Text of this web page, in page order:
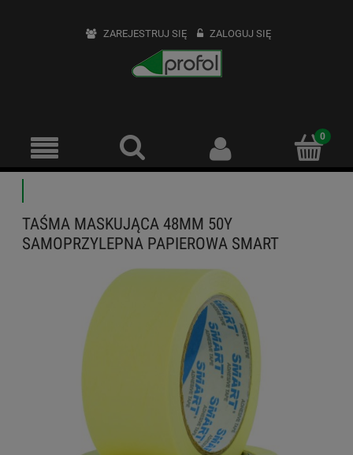
ZAREJESTRUJ SIĘ ZALOGUJ SIĘ
TAŚMA MASKUJĄCA 48MM 50Y
SAMOPRZYLEPNA PAPIEROWA SMART